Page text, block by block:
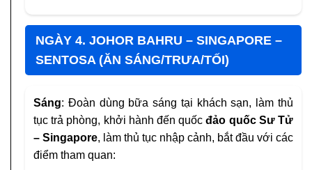
NGÀY 4. JOHOR BAHRU – SINGAPORE –
SENTOSA (ĂN SÁNG/TRƯA/TỐI)
Sáng: Đoàn dùng bữa sáng tại khách sạn, làm thủ
tục trả phòng, khởi hành đến quốcđảo quốc Sư Tử
– Singapore, làm thủ tục nhập cảnh, bắt đầu với các
điểm tham quan: